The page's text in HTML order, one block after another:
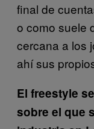
final de
o como suele
cercana a los
ahí sus
El freestyle
sobre el que